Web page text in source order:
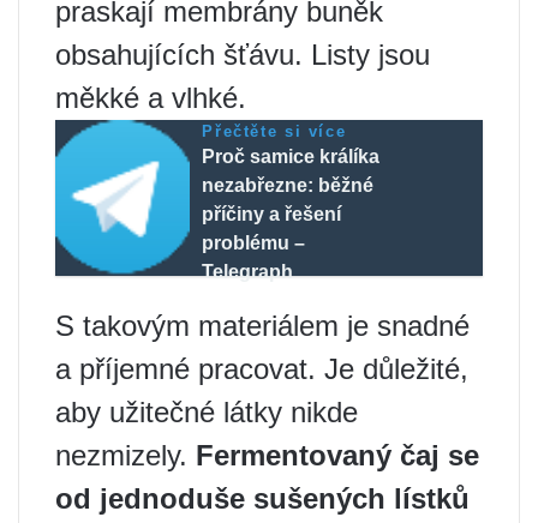
praskají membrány buněk
obsahujících šťávu. Listy jsou
měkké a vlhké.
Přečtěte si více
Proč samice králíka
nezabřezne: běžné
příčiny a řešení
problému –
Telegraph
S takovým materiálem je snadné
a příjemné pracovat. Je důležité,
aby užitečné látky nikde
nezmizely. Fermentovaný čaj se
od jednoduše sušených lístků